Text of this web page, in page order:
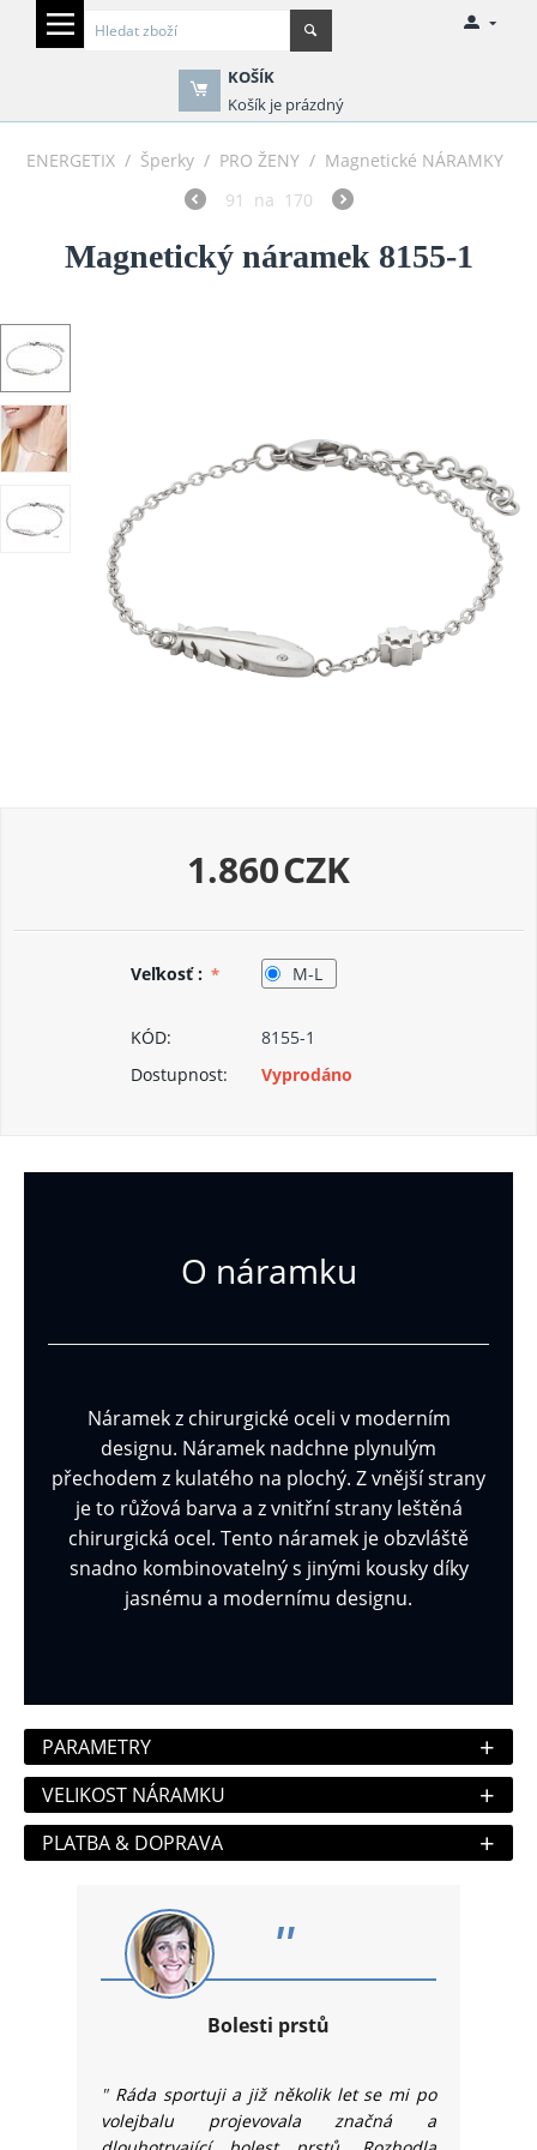
KOŠÍK
Košík je prázdný
ENERGETIX / Šperky / PRO ŽENY / Magnetické NÁRAMKY
91
na 170
Magnetický náramek 8155-1
1.860CZK
Veľkosť : M-L
KÓD:
8155-1
Dostupnost:
Vyprodáno
O náramku
Náramek z chirurgické oceli v moderním
designu. Náramek nadchne plynulým
přechodem z kulatého na plochý. Z vnější strany
je to růžová barva a z vnitřní strany leštěná
chirurgická ocel. Tento náramek je obzvláště
snadno kombinovatelný s jinými kousky díky
jasnému a modernímu designu.
PARAMETRY +
VELIKOST NÁRAMKU +
PLATBA & DOPRAVA +
"
Bolesti prstů
" Ráda sportuji a již několik let se mi po
volejbalu projevovala značná a